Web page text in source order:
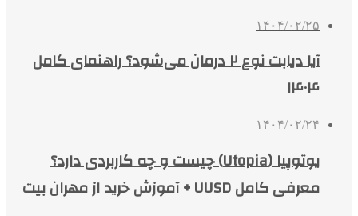
۱۴۰۴/۰۲/۲۵
آیا دیابت نوع ۲ درمان می‌شود؟ راهنمای کامل
۱۴۰۴
۱۴۰۴/۰۲/۲۴
یوتوپیا (Utopia) چیست و چه کاربردی دارد؟
معرفی کامل UUSD + آموزش خرید از مهران بیت